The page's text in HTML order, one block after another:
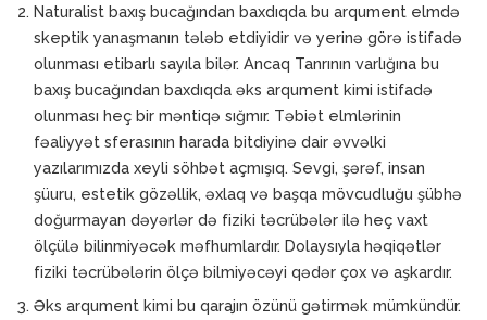
Naturalist baxış bucağından baxdıqda bu arqument elmdə
skeptik yanaşmanın tələb etdiyidir və yerinə görə istifadə
olunması etibarlı sayıla bilər. Ancaq Tanrının varlığına bu
baxış bucağından baxdıqda əks arqument kimi istifadə
olunması heç bir məntiqə sığmır. Təbiət elmlərinin
fəaliyyət sferasının harada bitdiyinə dair əvvəlki
yazılarımızda xeyli söhbət açmışıq. Sevgi, şərəf, insan
şüuru, estetik gözəllik, əxlaq və başqa mövcudluğu şübhə
doğurmayan dəyərlər də fiziki təcrübələr ilə heç vaxt
ölçülə bilinmiyəcək məfhumlardır. Dolaysıyla həqiqətlər
fiziki təcrübələrin ölçə bilmiyəcəyi qədər çox və aşkardır.
Əks arqument kimi bu qarajın özünü gətirmək mümkündür.